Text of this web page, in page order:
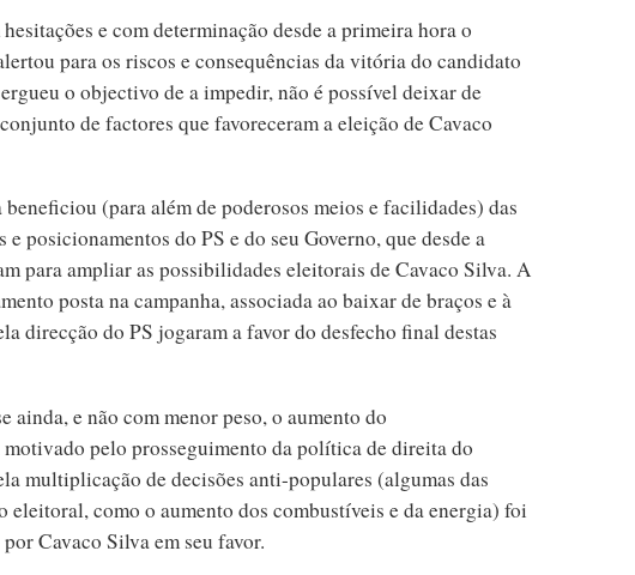
e com determinação desde a primeira hora o
para os riscos e consequências da vitória do candidato
o objectivo de a impedir, não é possível deixar de
de factores que favoreceram a eleição de Cavaco
(para além de poderosos meios e facilidades) das
e posicionamentos do PS e do seu Governo, que desde a
para ampliar as possibilidades eleitorais de Cavaco Silva. A
posta na campanha, associada ao baixar de braços e à
direcção do PS jogaram a favor do desfecho final destas
ainda, e não com menor peso, o aumento do
pelo prosseguimento da política de direita do
multiplicação de decisões anti-populares (algumas das
eleitoral, como o aumento dos combustíveis e da energia) foi
Cavaco Silva em seu favor.